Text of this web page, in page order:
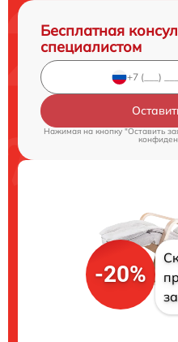
Бесплатная
специалистом
Нажимая на кнопку "Оставить
-20%